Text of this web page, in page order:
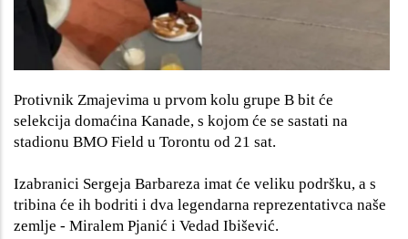
Protivnik Zmajevima u prvom kolu grupe B bit će
selekcija domaćina Kanade, s kojom će se sastati na
stadionu BMO Field u Torontu od 21 sat.
Izabranici Sergeja Barbareza imat će veliku podršku, a s
tribina će ih bodriti i dva legendarna reprezentativca naše
zemlje - Miralem Pjanić i Vedad Ibišević.